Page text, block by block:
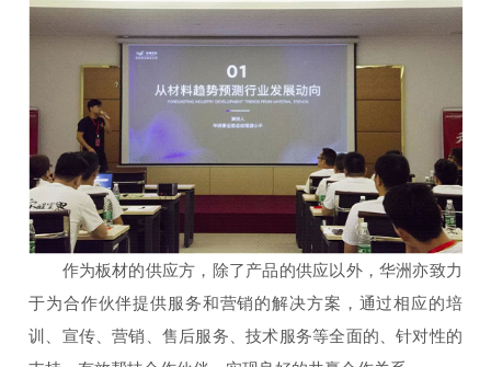
作为板材的供应方，除了产品的供应以外，华洲亦致力
于为合作伙伴提供服务和营销的解决方案，通过相应的培
训、宣传、营销、售后服务、技术服务等全面的、针对性的